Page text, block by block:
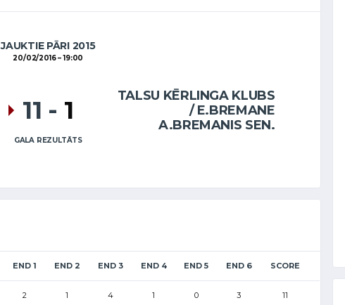
JAUKTIE PĀRI 2015
20/02/2016 19:00
TALSU KĒRLINGA KLUBS
/ E.BREMANE
A.BREMANIS SEN.
11 - 1
GALA REZULTĀTS
END 1 END 2 END 3 END 4 END 5 END 6 SCORE
2 1 4 1 0 3 11